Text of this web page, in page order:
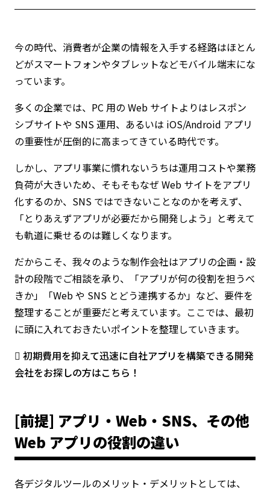
今の時代、消費者が企業の情報を入手する経路はほとん
どがスマートフォンやタブレットなどモバイル端末にな
っています。
多くの企業では、PC 用の Web サイトよりはレスポン
シブサイトや SNS 運用、あるいは iOS/Android アプリ
の重要性が圧倒的に高まってきている時代です。
しかし、アプリ事業に慣れないうちは運用コストや業務
負荷が大きいため、そもそもなぜ Web サイトをアプリ
化するのか、SNS ではできないことなのかを考えず、
「とりあえずアプリが必要だから開発しよう」と考えて
も軌道に乗せるのは難しくなります。
だからこそ、我々のような制作会社はアプリの企画・設
計の段階でご相談を承り、「アプリが何の役割を担うべ
きか」「Web や SNS とどう連携するか」など、要件を
整理することが重要だと考えています。ここでは、最初
に頭に入れておきたいポイントを整理していきます。
初期費用を抑えて迅速に自社アプリを構築できる開発
会社をお探しの方はこちら！
[前提] アプリ・Web・SNS、その他
Web アプリの役割の違い
各デジタルツールのメリット・デメリットとしては、